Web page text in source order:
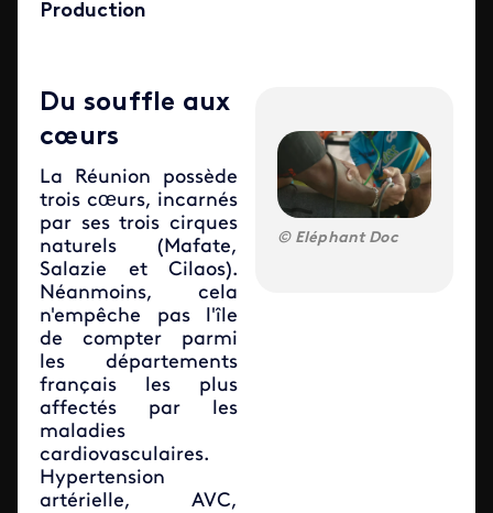
Production
Du souffle aux
cœurs
La Réunion possède
trois cœurs, incarnés
par ses trois cirques
naturels (Mafate,
Salazie et Cilaos).
Néanmoins, cela
n'empêche pas l'île
de compter parmi
les départements
français les plus
affectés par les
maladies
cardiovasculaires.
Hypertension
artérielle, AVC,
Eléphant Doc